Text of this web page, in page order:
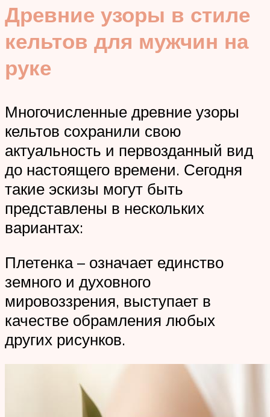
Древние узоры в стиле
кельтов для мужчин на
руке
Многочисленные древние узоры
кельтов сохранили свою
актуальность и первозданный вид
до настоящего времени. Сегодня
такие эскизы могут быть
представлены в нескольких
вариантах:
Плетенка – означает единство
земного и духовного
мировоззрения, выступает в
качестве обрамления любых
других рисунков.